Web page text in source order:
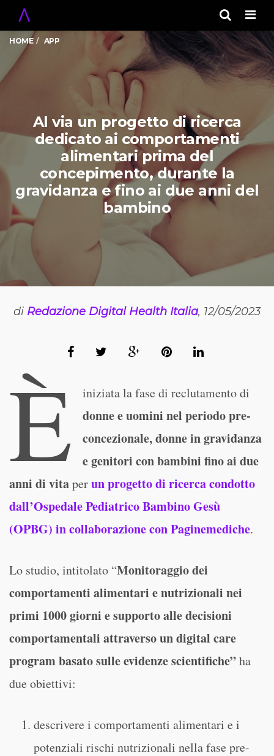
HOME APP
Al via un progetto di ricerca
dedicato ai comportamenti
alimentari prima del
concepimento, durante la
gravidanza e fino ai due anni del
bambino
di Redazione Digital Health Italia, 12/05/2023
È iniziata la fase di reclutamento di
donne e uomini nel periodo pre-
concezionale, donne in gravidanza
e genitori con bambini fino ai due
anni di vitaperun progetto di ricerca condotto
dall’Ospedale Pediatrico Bambino Gesù
(OPBG) in collaborazione con Paginemediche.
Lo studio, intitolato “Monitoraggio dei
comportamenti alimentari e nutrizionali nei
primi 1000 giorni e supporto alle decisioni
comportamentali attraverso un digital care
program basato sulle evidenze scientifiche”ha
due obiettivi:
descrivere i comportamenti alimentari e i
potenziali rischi nutrizionali nella fase pre-